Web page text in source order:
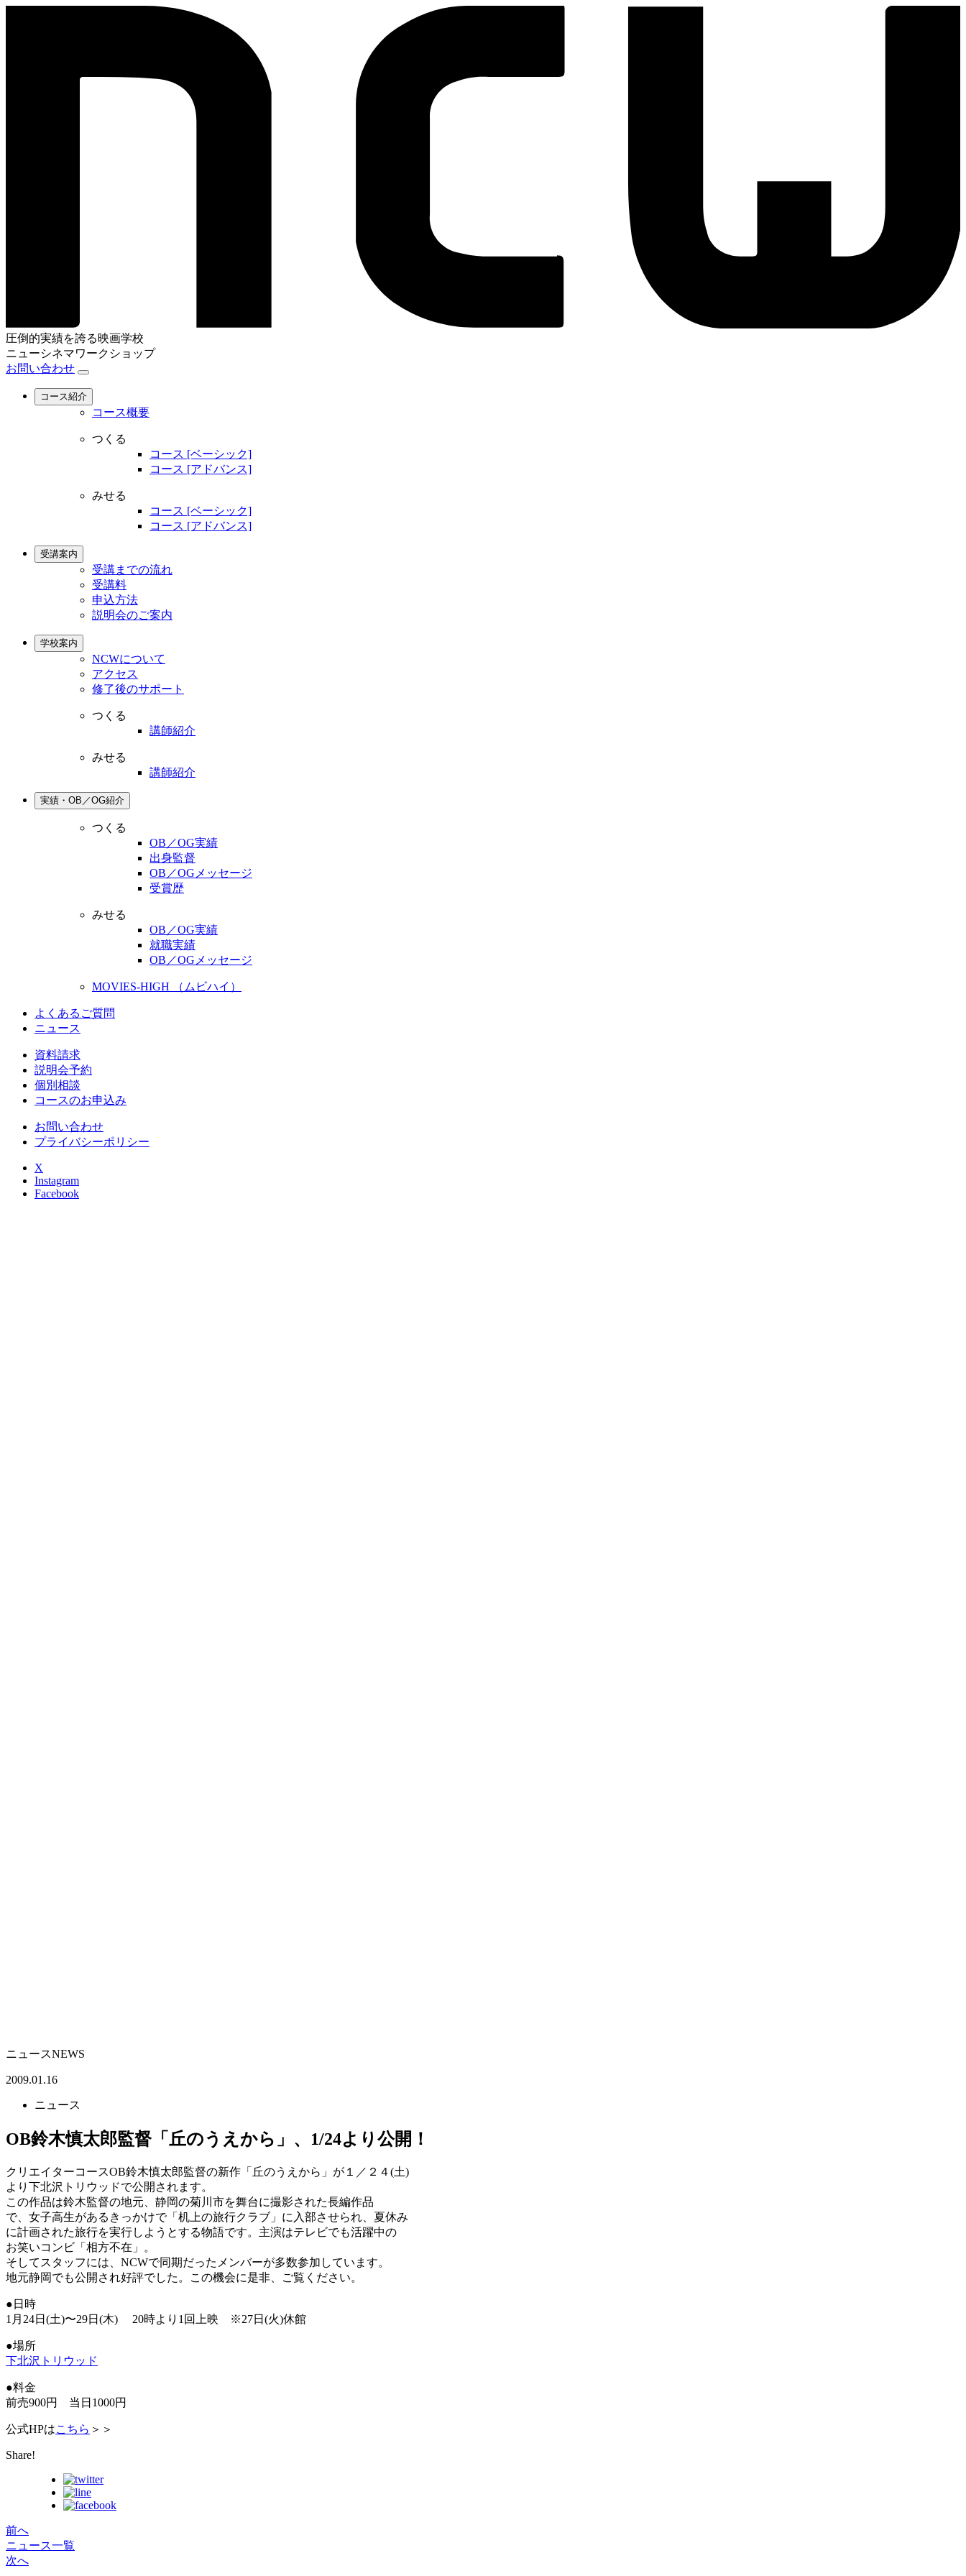
圧倒的実績を誇る映画学校
ニューシネマワークショップ
お問い合わせ
コース紹介
コース概要
つくる
コース [ベーシック]
コース [アドバンス]
みせる
コース [ベーシック]
コース [アドバンス]
受講案内
受講までの流れ
受講料
申込方法
説明会のご案内
学校案内
NCWについて
アクセス
修了後のサポート
つくる
講師紹介
みせる
講師紹介
実績・OB／OG紹介
つくる
OB／OG実績
出身監督
OB／OGメッセージ
受賞歴
みせる
OB／OG実績
就職実績
OB／OGメッセージ
MOVIES-HIGH （ムビハイ）
よくあるご質問
ニュース
資料請求
説明会予約
個別相談
コースのお申込み
お問い合わせ
プライバシーポリシー
X
Instagram
Facebook
ニュースNEWS
2009.01.16
ニュース
OB鈴木慎太郎監督「丘のうえから」、1/24より公開！
クリエイターコースOB鈴木慎太郎監督の新作「丘のうえから」が１／２４(土)
より下北沢トリウッドで公開されます。
この作品は鈴木監督の地元、静岡の菊川市を舞台に撮影された長編作品
で、女子高生があるきっかけで「机上の旅行クラブ」に入部させられ、夏休み
に計画された旅行を実行しようとする物語です。主演はテレビでも活躍中の
お笑いコンビ「相方不在」。
そしてスタッフには、NCWで同期だったメンバーが多数参加しています。
地元静岡でも公開され好評でした。この機会に是非、ご覧ください。
●日時
1月24日(土)〜29日(木) 20時より1回上映 ※27日(火)休館
●場所
下北沢トリウッド
●料金
前売900円 当日1000円
公式HPはこちら ＞＞
Share!
前へ
ニュース一覧
次へ